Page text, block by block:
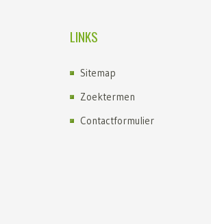
LINKS
Sitemap
Zoektermen
Contactformulier